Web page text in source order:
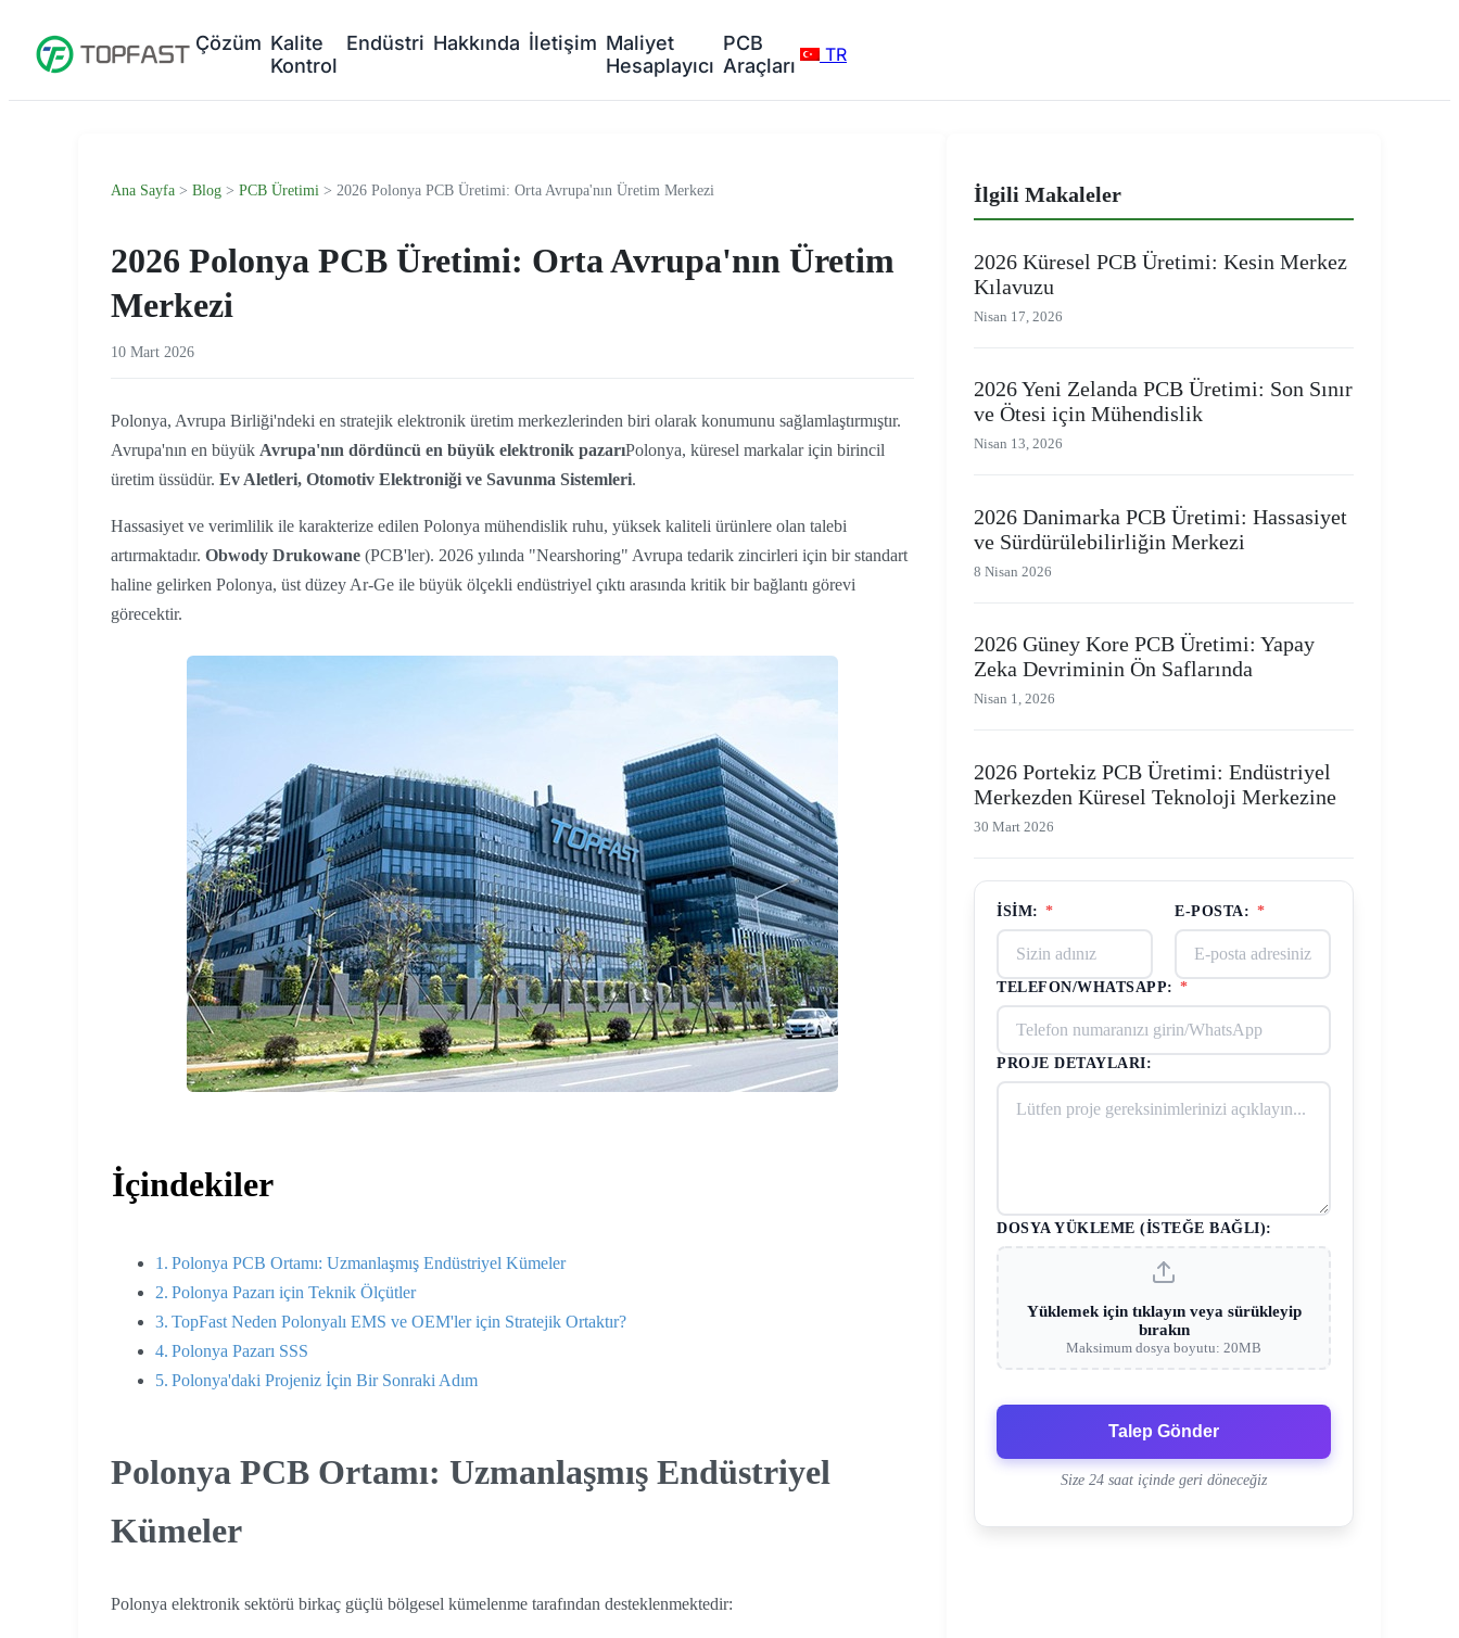
Çözüm Kalite
Kontrol
Endüstri Hakkında İletişim Maliyet
Hesaplayıcı
PCB
Araçları
TR
Ana Sayfa > Blog > PCB Üretimi > 2026 Polonya PCB Üretimi: Orta Avrupa'nın Üretim Merkezi
2026 Polonya PCB Üretimi: Orta Avrupa'nın Üretim
Merkezi
10 Mart 2026
Polonya, Avrupa Birliği'ndeki en stratejik elektronik üretim merkezlerinden biri olarak konumunu sağlamlaştırmıştır.
Avrupa'nın en büyük Avrupa'nın dördüncü en büyük elektronik pazarıPolonya, küresel markalar için birincil
üretim üssüdür. Ev Aletleri, Otomotiv Elektroniği ve Savunma Sistemleri.
Hassasiyet ve verimlilik ile karakterize edilen Polonya mühendislik ruhu, yüksek kaliteli ürünlere olan talebi
artırmaktadır. Obwody Drukowane (PCB'ler). 2026 yılında "Nearshoring" Avrupa tedarik zincirleri için bir standart
haline gelirken Polonya, üst düzey Ar-Ge ile büyük ölçekli endüstriyel çıktı arasında kritik bir bağlantı görevi
görecektir.
İçindekiler
Polonya PCB Ortamı: Uzmanlaşmış Endüstriyel Kümeler
Polonya Pazarı için Teknik Ölçütler
TopFast Neden Polonyalı EMS ve OEM'ler için Stratejik Ortaktır?
Polonya Pazarı SSS
Polonya'daki Projeniz İçin Bir Sonraki Adım
Polonya PCB Ortamı: Uzmanlaşmış Endüstriyel
Kümeler
Polonya elektronik sektörü birkaç güçlü bölgesel kümelenme tarafından desteklenmektedir:
İlgili Makaleler
2026 Küresel PCB Üretimi: Kesin Merkez
Kılavuzu
Nisan 17, 2026
2026 Yeni Zelanda PCB Üretimi: Son Sınır
ve Ötesi için Mühendislik
Nisan 13, 2026
2026 Danimarka PCB Üretimi: Hassasiyet
ve Sürdürülebilirliğin Merkezi
8 Nisan 2026
2026 Güney Kore PCB Üretimi: Yapay
Zeka Devriminin Ön Saflarında
Nisan 1, 2026
2026 Portekiz PCB Üretimi: Endüstriyel
Merkezden Küresel Teknoloji Merkezine
30 Mart 2026
İSIM: * E-POSTA: *
TELEFON/WHATSAPP: *
PROJE DETAYLARI:
DOSYA YÜKLEME (İSTEĞE BAĞLI):
Yüklemek için tıklayın veya sürükleyip
bırakın
Maksimum dosya boyutu: 20MB
Talep Gönder
Size 24 saat içinde geri döneceğiz